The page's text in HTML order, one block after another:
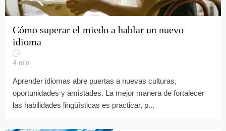
Cómo superar el miedo a hablar un nuevo
idioma
4 min
Aprender idiomas abre puertas a nuevas culturas,
oportunidades y amistades. La mejor manera de fortalecer
las habilidades lingüísticas es practicar, p...